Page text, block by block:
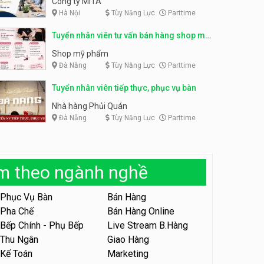
parttime
Tuyển nhân viên đóng gói
Shop online
Tuyển nhân viên phục vụ
động
Khu vui chơi May Town
Tuyển nhân viên tư vấn bán
Tuyển nhân viên bán hàng,
giữ xe parttime – Kibo Kid
KIBO KIDS
Tuyển nhân viên edit ảnh,
video parttime
Công ty
Hà Nội Tùy Năng Lực Parttime
Tuyển nhân viên tư vấn bán hàng shop mỹ
phẩm
Shop mỹ phẩm
Đà Nẵng Tùy Năng Lực Parttime
Tuyển nhân viên tiếp thực, phục vụ bàn
Nhà hàng Phủi Quán
Đà Nẵng Tùy Năng Lực Parttime
theo ngành nghề
Phục Vụ Bàn
Bán Hàng
Pha Chế
Bán Hàng Online
Bếp Chính - Phụ Bếp
Live Stream B.Hàng
Thu Ngân
Giao Hàng
Kế Toán
Marketing